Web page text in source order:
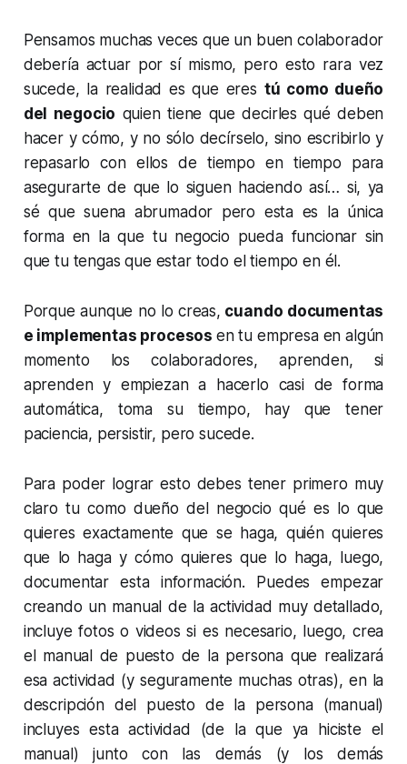
Pensamos muchas veces que un buen colaborador
debería actuar por sí mismo, pero esto rara vez
sucede, la realidad es que eres tú como dueño
del negocio quien tiene que decirles qué deben
hacer y cómo, y no sólo decírselo, sino escribirlo y
repasarlo con ellos de tiempo en tiempo para
asegurarte de que lo siguen haciendo así… si, ya
sé que suena abrumador pero esta es la única
forma en la que tu negocio pueda funcionar sin
que tu tengas que estar todo el tiempo en él.
Porque aunque no lo creas, cuando documentas
e implementas procesos en tu empresa en algún
momento los colaboradores, aprenden, si
aprenden y empiezan a hacerlo casi de forma
automática, toma su tiempo, hay que tener
paciencia, persistir, pero sucede.
Para poder lograr esto debes tener primero muy
claro tu como dueño del negocio qué es lo que
quieres exactamente que se haga, quién quieres
que lo haga y cómo quieres que lo haga, luego,
documentar esta información. Puedes empezar
creando un manual de la actividad muy detallado,
incluye fotos o videos si es necesario, luego, crea
el manual de puesto de la persona que realizará
esa actividad (y seguramente muchas otras), en la
descripción del puesto de la persona (manual)
incluyes esta actividad (de la que ya hiciste el
manual) junto con las demás (y los demás